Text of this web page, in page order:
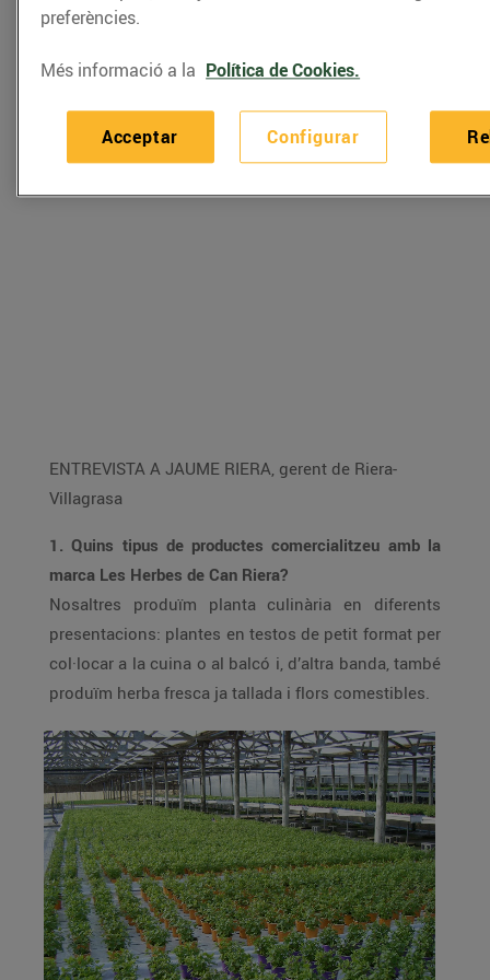
d'aquestes plantes culinàries.
ENTREVISTA A JAUME RIERA, gerent de Riera-
Villagrasa
1. Quins tipus de productes comercialitzeu amb la
marca Les Herbes de Can Riera?
Nosaltres produïm planta culinària en diferents
presentacions: plantes en testos de petit format per
col·locar a la cuina o al balcó i, d’altra banda, també
produïm herba fresca ja tallada i flors comestibles.
preferències.
Més informació a la Política de Cookies.
Configurar
Acceptar